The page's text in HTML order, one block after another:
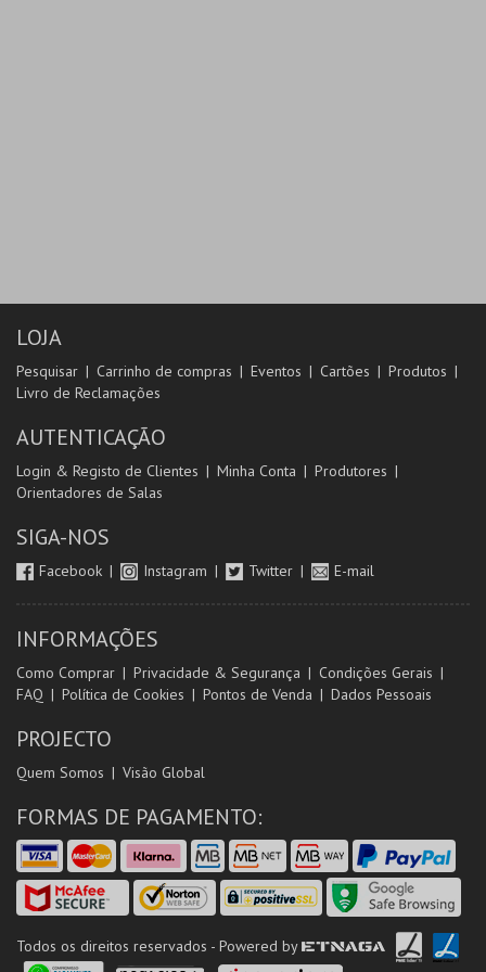
LOJA
Pesquisar Carrinho de compras Eventos Cartões
Produtos
Livro de Reclamações
AUTENTICAÇÃO
Login & Registo de Clientes Minha Conta
Produtores
Orientadores de Salas
SIGA-NOS
Facebook Instagram Twitter E-mail
INFORMAÇÕES
Como Comprar Privacidade & Segurança
Condições Gerais
FAQ
Política de Cookies Pontos de Venda Dados Pessoais
PROJECTO
Quem Somos Visão Global
FORMAS DE PAGAMENTO:
Todos os direitos reservados - Powered by ETNAGA